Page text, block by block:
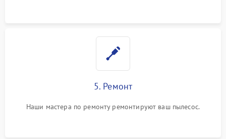
5. Ремонт
Наши мастера по ремонту ремонтируют ваш пылесос.